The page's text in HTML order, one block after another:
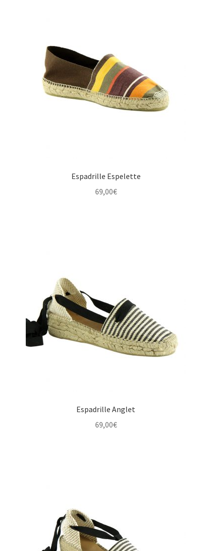
Espadrille Espelette
69,00€
Espadrille Anglet
69,00€